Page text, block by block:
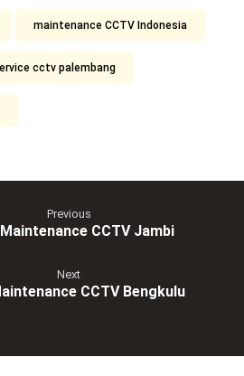
maintenance CCTV Indonesia
cctv palembang
Previous
CCTV Jambi
Next
CCTV Bengkulu